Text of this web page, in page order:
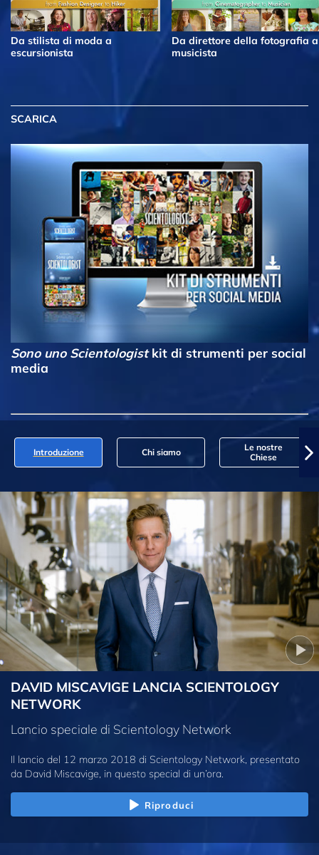
Da stilista di moda a
escursionista
Da direttore della fotografia a
musicista
SCARICA
Sono uno Scientologistkit di strumenti per social
media
Introduzione Chi siamo
Le nostre
Chiese
DAVID MISCAVIGE LANCIA SCIENTOLOGY
NETWORK
Lancio speciale di Scientology Network
Il lancio del 12 marzo 2018 di Scientology Network, presentato
da David Miscavige, in questo special di un’ora.
Riproduci